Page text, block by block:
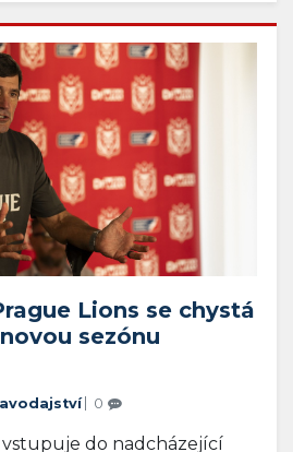
Lions se chystá
sezónu
0
vstupuje do nadcházející